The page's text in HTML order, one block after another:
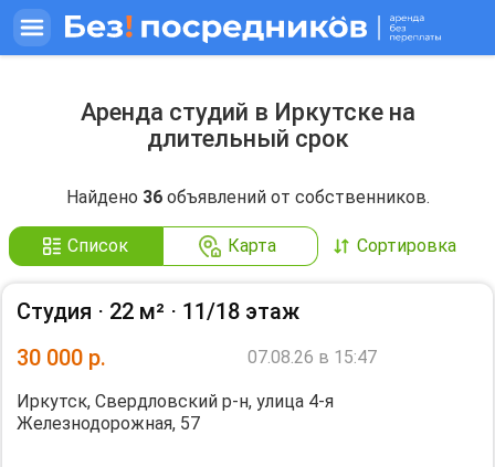
Аренда студий в Иркутске на
длительный срок
Найдено 36объявлений от собственников.
Список Карта Сортировка
Студия ⋅ 22 м² ⋅ 11/18 этаж
30 000 р. 07.08.26 в 15:47
Иркутск, Свердловский р-н, улица 4-я
Железнодорожная, 57